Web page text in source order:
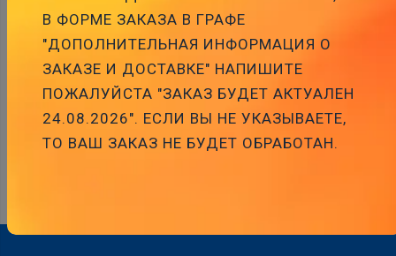
SAISTĪTIE PRODUKTI
В ФОРМЕ ЗАКАЗА В ГРАФЕ
"ДОПОЛНИТЕЛЬНАЯ ИНФОРМАЦИЯ О
ЗАКАЗЕ И ДОСТАВКЕ" НАПИШИТЕ
ПОЖАЛУЙСТА "ЗАКАЗ БУДЕТ АКТУАЛЕН
24.08.2026". ЕСЛИ ВЫ НЕ УКАЗЫВАЕТЕ,
ТО ВАШ ЗАКАЗ НЕ БУДЕТ ОБРАБОТАН.